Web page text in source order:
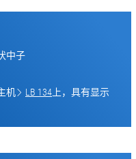
中子
机
LB 134上，具有显示